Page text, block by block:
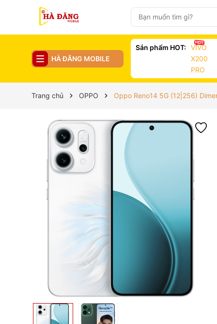
HÀ ĐĂNG MOBILE
Sản phẩm HOT:
VIVO
X200
PRO
Trang chủ OPPO Oppo Reno14 5G (12|256)